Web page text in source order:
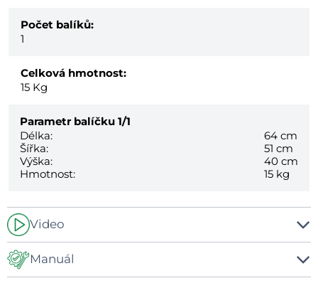
Počet balíků:
1
Celková hmotnost:
15 Kg
Parametr balíčku 1/1
Délka:
64 cm
Šířka:
51 cm
Výška:
40 cm
Hmotnost:
15 kg
Video
- Manuál